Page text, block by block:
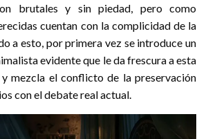
brutales y sin piedad, pero como
cuentan con la complicidad de la
a esto, por primera vez se introduce un
evidente que le da frescura a esta
mezcla el conflicto de la preservación
con el debate real actual.